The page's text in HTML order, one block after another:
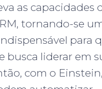
as capacidades
tornando-se
para
busca liderar em
com o